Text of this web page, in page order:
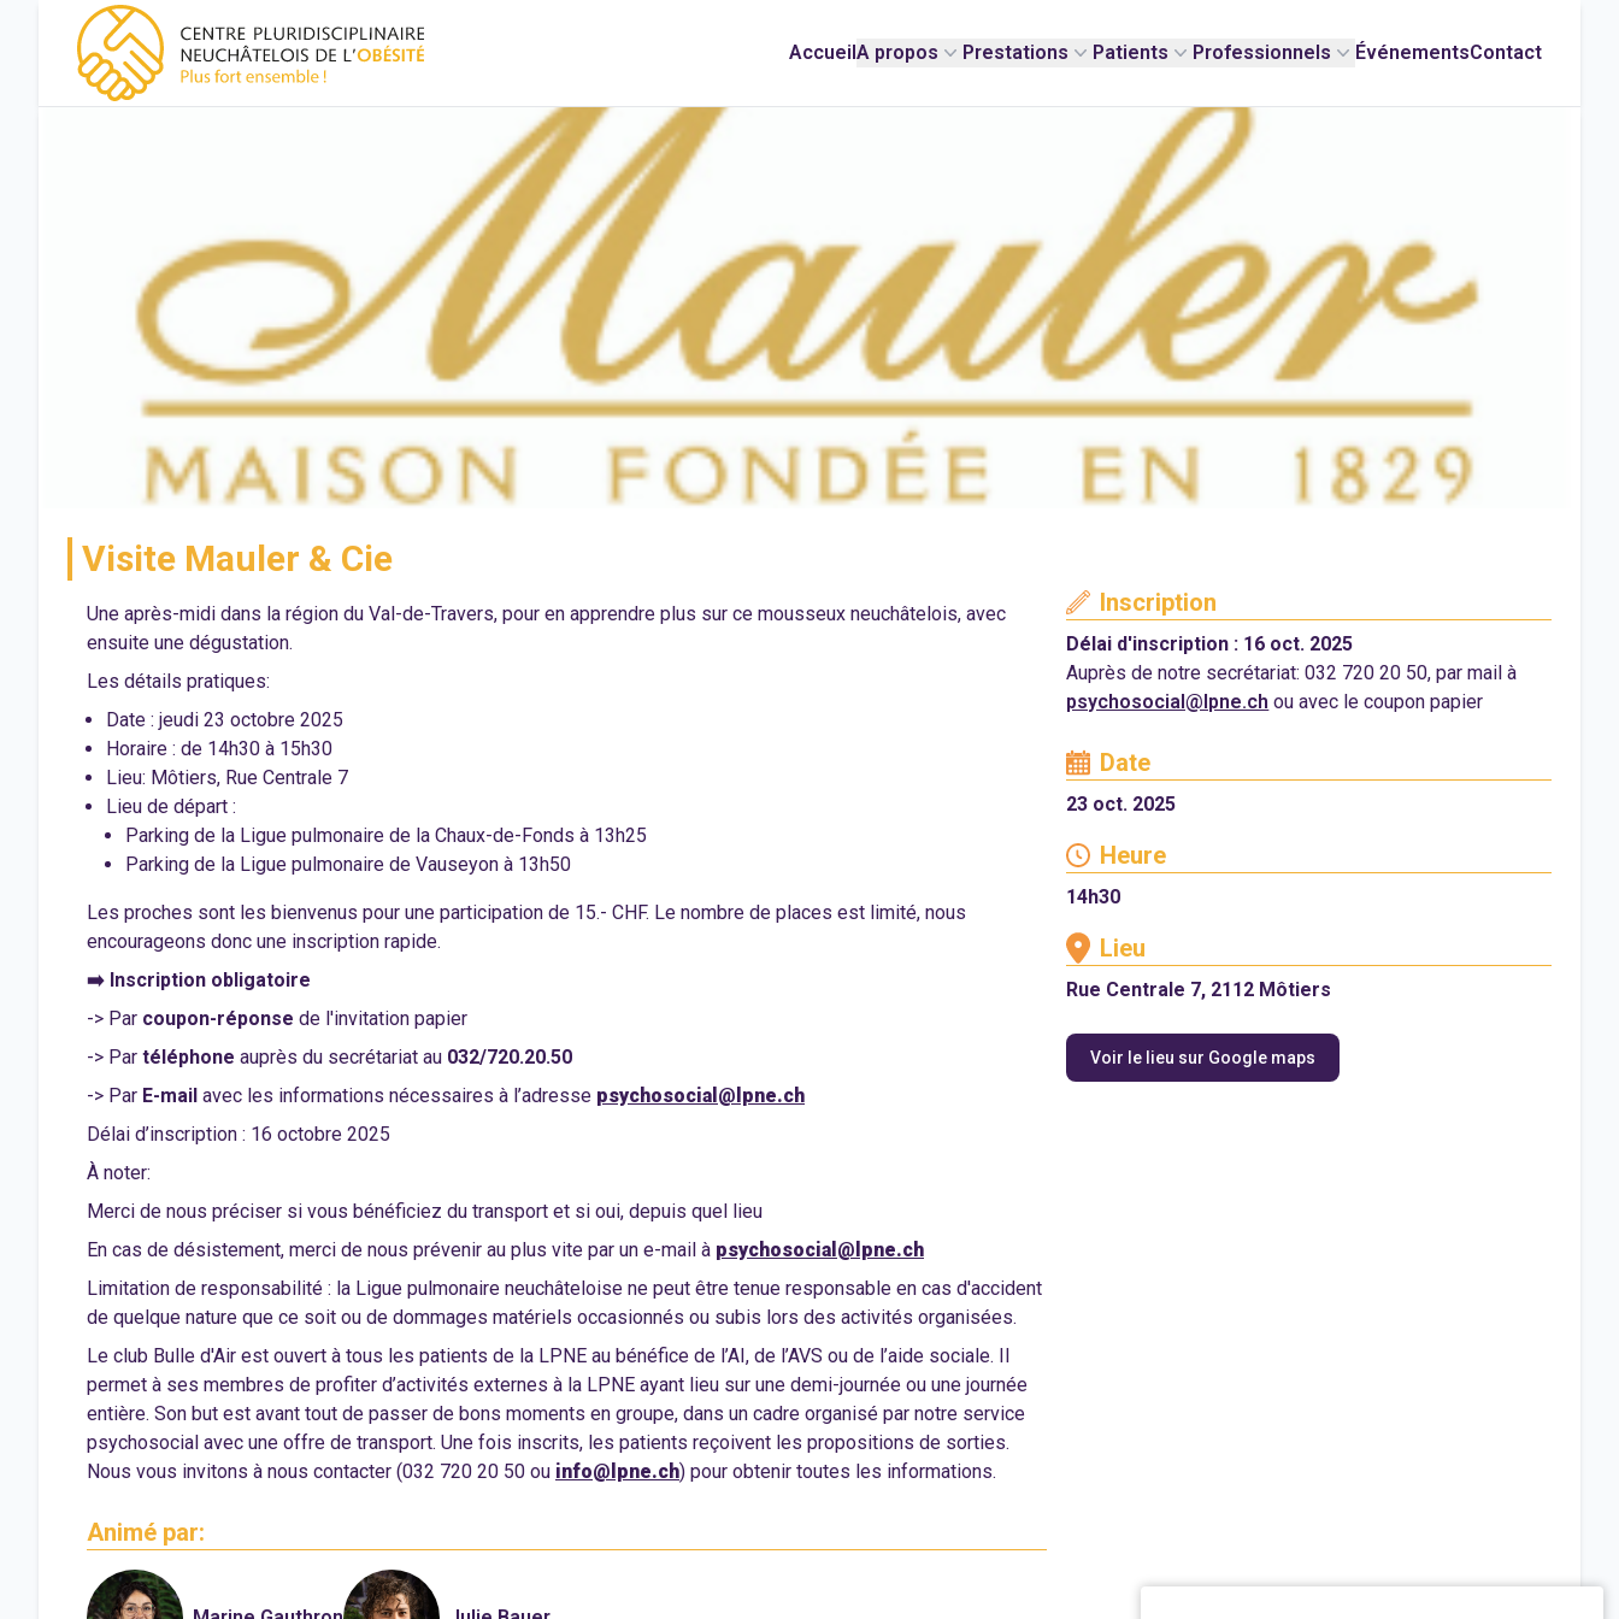
CPNO, centre pluridisciplinaire neuchâtelois de l'obésité
AccueilA propos Prestations Patients Professionnels ÉvénementsContact
Visite Mauler & Cie
Une après-midi dans la région du Val-de-Travers, pour en apprendre plus sur ce mousseux neuchâtelois, avec
ensuite une dégustation.
Les détails pratiques:
Date : jeudi 23 octobre 2025
Horaire : de 14h30 à 15h30
Lieu: Môtiers, Rue Centrale 7
Lieu de départ :
Parking de la Ligue pulmonaire de la Chaux-de-Fonds à 13h25
Parking de la Ligue pulmonaire de Vauseyon à 13h50
Les proches sont les bienvenus pour une participation de 15.- CHF. Le nombre de places est limité, nous
encourageons donc une inscription rapide.
➡️ Inscription obligatoire
-> Par coupon-réponse de l'invitation papier
-> Par téléphone auprès du secrétariat au 032/720.20.50
-> Par E-mail avec les informations nécessaires à l’adresse psychosocial@lpne.ch
Délai d’inscription : 16 octobre 2025
À noter:
Merci de nous préciser si vous bénéficiez du transport et si oui, depuis quel lieu
En cas de désistement, merci de nous prévenir au plus vite par un e-mail à psychosocial@lpne.ch
Limitation de responsabilité : la Ligue pulmonaire neuchâteloise ne peut être tenue responsable en cas d'accident
de quelque nature que ce soit ou de dommages matériels occasionnés ou subis lors des activités organisées.
Le club Bulle d'Air est ouvert à tous les patients de la LPNE au bénéfice de l’AI, de l’AVS ou de l’aide sociale. Il
permet à ses membres de profiter d’activités externes à la LPNE ayant lieu sur une demi-journée ou une journée
entière. Son but est avant tout de passer de bons moments en groupe, dans un cadre organisé par notre service
psychosocial avec une offre de transport. Une fois inscrits, les patients reçoivent les propositions de sorties.
Nous vous invitons à nous contacter (032 720 20 50 ou info@lpne.ch) pour obtenir toutes les informations.
Animé par:
Inscription
Délai d'inscription : 16 oct. 2025
Auprès de notre secrétariat: 032 720 20 50, par mail à
psychosocial@lpne.ch ou avec le coupon papier
Date
23 oct. 2025
Heure
14h30
Lieu
Rue Centrale 7, 2112 Môtiers
Voir le lieu sur Google maps